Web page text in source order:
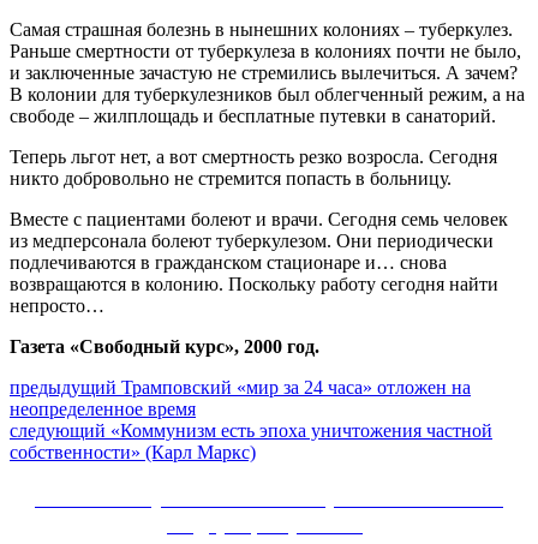
Самая страшная болезнь в нынешних колониях – туберкулез.
Раньше смертности от туберкулеза в колониях почти не было,
и заключенные зачастую не стремились вылечиться. А зачем?
В колонии для туберкулезников был облегченный режим, а на
свободе – жилплощадь и бесплатные путевки в санаторий.
Теперь льгот нет, а вот смертность резко возросла. Сегодня
никто добровольно не стремится попасть в больницу.
Вместе с пациентами болеют и врачи. Сегодня семь человек
из медперсонала болеют туберкулезом. Они периодически
подлечиваются в гражданском стационаре и… снова
возвращаются в колонию. Поскольку работу сегодня найти
непросто…
Газета «Свободный курс», 2000 год.
Навигация
по
записям
предыдущий Предыдущий
пост:
Трамповский «мир за 24 часа» отложен на
неопределенное время
следующий Следующее
сообщение:
«Коммунизм есть эпоха уничтожения частной
собственности» (Карл Маркс)